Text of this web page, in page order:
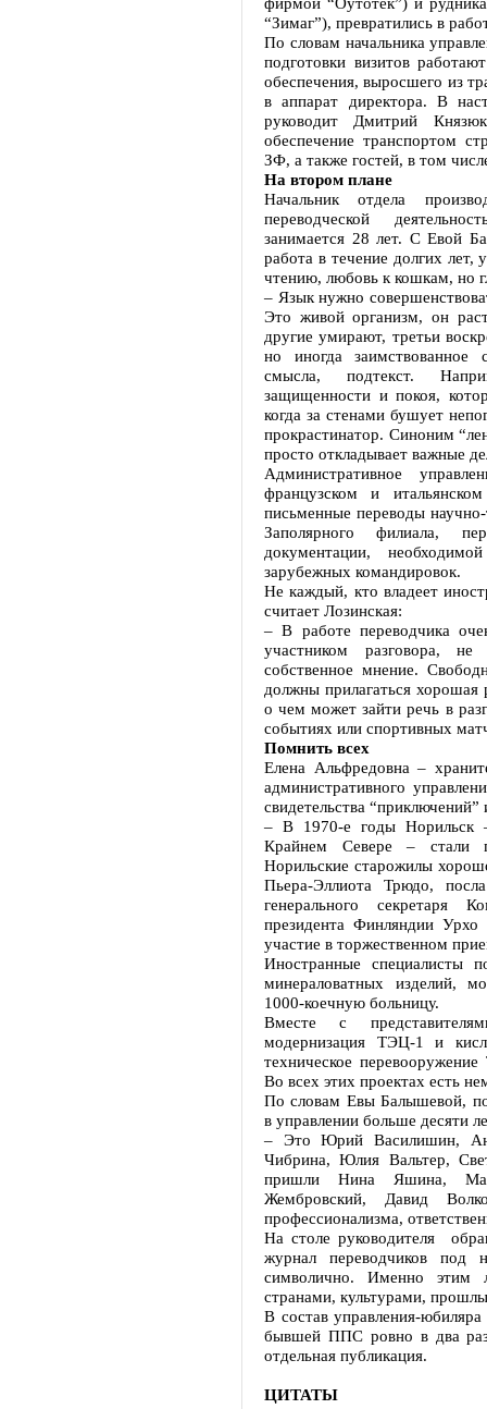
“Зимаг”), превратились в
По словам начальника
подготовки визитов
обеспечения, выросшего из
в аппарат директора. В
руководит Дмитрий
обеспечение транспортом
ЗФ, а также гостей, в том
На втором плане
Начальник отдела
переводческой
занимается 28 лет. С Евой
работа в течение долгих лет,
чтению, любовь к кошкам, но
– Язык нужно
Это живой организм, он
другие умирают, третьи
но иногда заимствованное
смысла, подтекст.
защищенности и покоя,
когда за стенами бушует
прокрастинатор. Синоним
просто откладывает важные
Административное
французском и
письменные переводы
Заполярного филиала,
документации,
зарубежных командировок.
Не каждый, кто владеет
считает Лозинская:
– В работе переводчика
участником разговора,
собственное мнение.
должны прилагаться хорошая
о чем может зайти речь в
событиях или спортивных
Помнить всех
Елена Альфредовна –
административного
свидетельства
– В 1970-е годы Норильск –
Крайнем Севере – стали
Норильские старожилы
Пьера-Эллиота Трюдо,
генерального секретаря
президента Финляндии
участие в торжественном
Иностранные специалисты
минераловатных изделий,
1000-коечную больницу.
Вместе с
модернизация ТЭЦ-1 и
техническое
Во всех этих проектах есть
По словам Евы Балышевой,
в управлении больше десяти
– Это Юрий Василишин,
Чибрина, Юлия Вальтер,
пришли Нина Яшина,
Жембровский, Давид
профессионализма,
На столе руководителя
журнал переводчиков под
символично. Именно этим
странами, культурами,
В состав управления-
бывшей ППС ровно в два
отдельная публикация.
ЦИТАТЫ